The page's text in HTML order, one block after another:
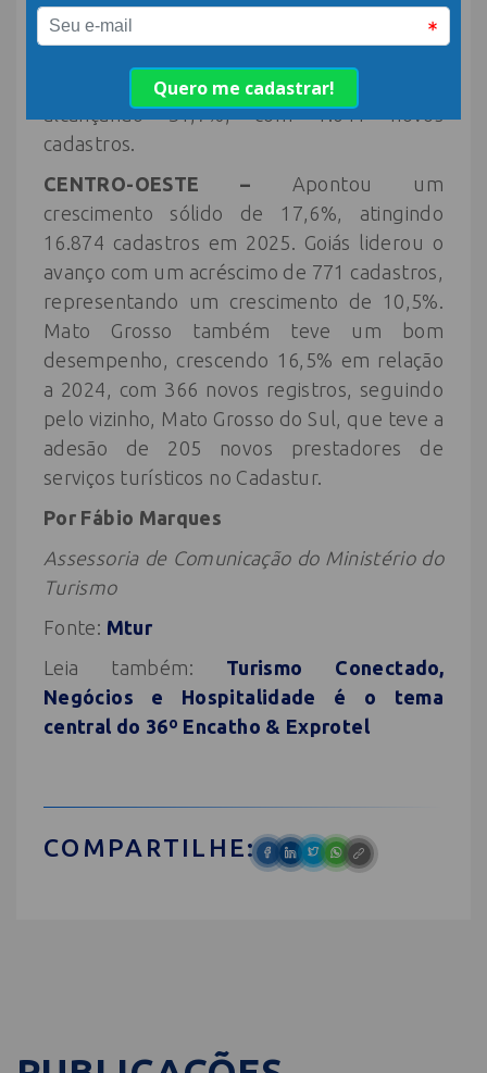
turísticos formalizados no Cadastur,
apresentou maior crescimento percentual,
alcançando 31,7%, com 1.041 novos
cadastros.
CENTRO-OESTE – Apontou um
crescimento sólido de 17,6%, atingindo
16.874 cadastros em 2025. Goiás liderou o
avanço com um acréscimo de 771 cadastros,
representando um crescimento de 10,5%.
Mato Grosso também teve um bom
desempenho, crescendo 16,5% em relação
a 2024, com 366 novos registros, seguindo
pelo vizinho, Mato Grosso do Sul, que teve a
adesão de 205 novos prestadores de
serviços turísticos no Cadastur.
Por Fábio Marques
Assessoria de Comunicação do Ministério do
Turismo
Fonte: Mtur
Leia também: Turismo Conectado,
Negócios e Hospitalidade é o tema
central do 36º Encatho & Exprotel
COMPARTILHE: